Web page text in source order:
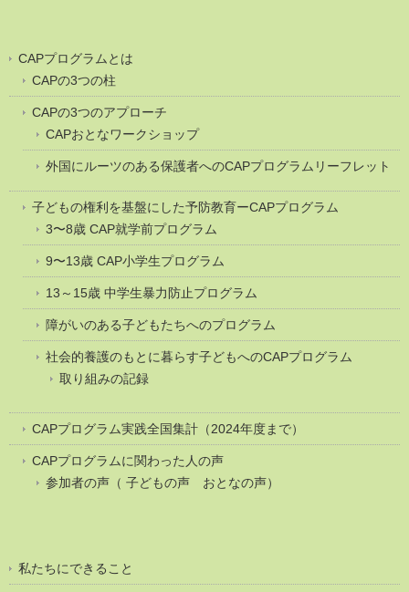
CAPプログラムとは
CAPの3つの柱
CAPの3つのアプローチ
CAPおとなワークショップ
外国にルーツのある保護者へのCAPプログラムリーフレット
子どもの権利を基盤にした予防教育ーCAPプログラム
3〜8歳 CAP就学前プログラム
9〜13歳 CAP小学生プログラム
13～15歳 中学生暴力防止プログラム
障がいのある子どもたちへのプログラム
社会的養護のもとに暮らす子どもへのCAPプログラム
取り組みの記録
CAPプログラム実践全国集計（2024年度まで）
CAPプログラムに関わった人の声
参加者の声（ 子どもの声 おとなの声）
私たちにできること